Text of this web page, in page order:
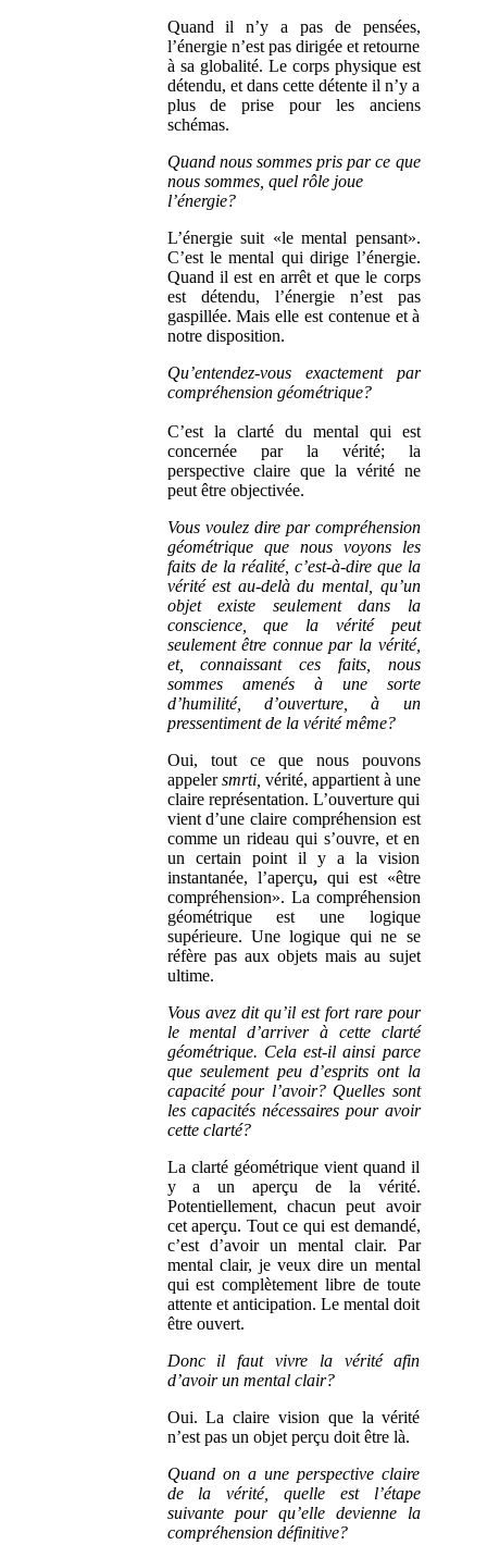
Quand il n’y a pas de pensées,
l’énergie n’est pas dirigée et retourne
à sa globalité. Le corps physique est
détendu, et dans cette détente il n’y a
plus de prise pour les anciens
schémas.
Quand nous sommes pris par ce que
nous sommes, quel rôle joue
l’énergie?
L’énergie suit «le mental pensant».
C’est le mental qui dirige l’énergie.
Quand il est en arrêt et que le corps
est détendu, l’énergie n’est pas
gaspillée. Mais elle est contenue et à
notre disposition.
Qu’entendez-vous exactement par
compréhension géométrique?
C’est la clarté du mental qui est
concernée par la vérité; la
perspective claire que la vérité ne
peut être objectivée.
Vous voulez dire par compréhension
géométrique que nous voyons les
faits de la réalité, c’est-à-dire que la
vérité est au-delà du mental, qu’un
objet existe seulement dans la
conscience, que la vérité peut
seulement être connue par la vérité,
et, connaissant ces faits, nous
sommes amenés à une sorte
d’humilité, d’ouverture, à un
pressentiment de la vérité même?
Oui, tout ce que nous pouvons
appelersmrti, vérité, appartient à une
claire représentation. L’ouverture qui
vient d’une claire compréhension est
comme un rideau qui s’ouvre, et en
un certain point il y a la vision
instantanée, l’aperçu,qui est «être
compréhension». La compréhension
géométrique est une logique
supérieure. Une logique qui ne se
réfère pas aux objets mais au sujet
ultime.
Vous avez dit qu’il est fort rare pour
le mental d’arriver à cette clarté
géométrique. Cela est-il ainsi parce
que seulement peu d’esprits ont la
capacité pour l’avoir? Quelles sont
les capacités nécessaires pour avoir
cette clarté?
La clarté géométrique vient quand il
y a un aperçu de la vérité.
Potentiellement, chacun peut avoir
cet aperçu. Tout ce qui est demandé,
c’est d’avoir un mental clair. Par
mental clair, je veux dire un mental
qui est complètement libre de toute
attente et anticipation. Le mental doit
être ouvert.
Donc il faut vivre la vérité afin
d’avoir un mental clair?
Oui. La claire vision que la vérité
n’est pas un objet perçu doit être là.
Quand on a une perspective claire
de la vérité, quelle est l’étape
suivante pour qu’elle devienne la
compréhension définitive?